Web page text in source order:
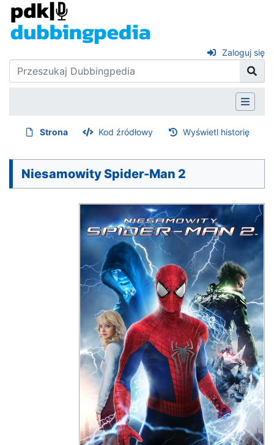
Zaloguj się
Strona Kod źródłowy Wyświetl historię
Niesamowity Spider-Man 2